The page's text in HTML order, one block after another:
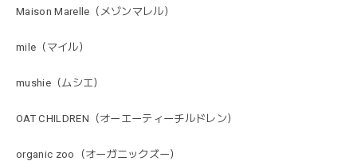
Maison Marelle（メゾンマレル）
mile（マイル）
mushie（ムシエ）
OAT CHILDREN（オーエーティーチルドレン）
organic zoo（オーガニックズー）